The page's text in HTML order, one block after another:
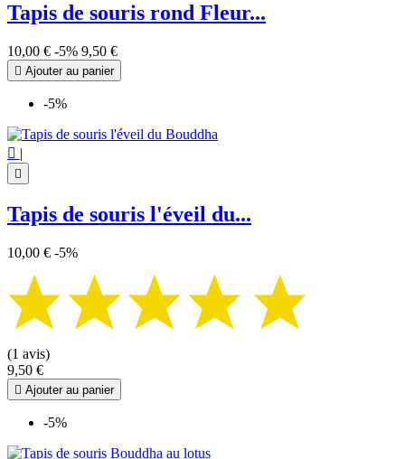
Tapis de souris rond Fleur...
10,00 € -5% 9,50 €
 Ajouter au panier
-5%
 |

Tapis de souris l'éveil du...
10,00 € -5%
(1 avis)
9,50 €
 Ajouter au panier
-5%